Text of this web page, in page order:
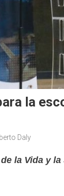
la
Daly
la Vida y